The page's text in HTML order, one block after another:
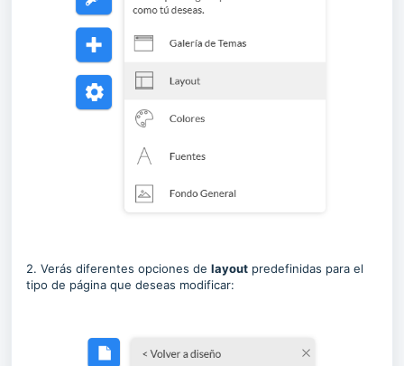
2. Verás diferentes opciones de layout predefinidas para el
tipo de página que deseas modificar: